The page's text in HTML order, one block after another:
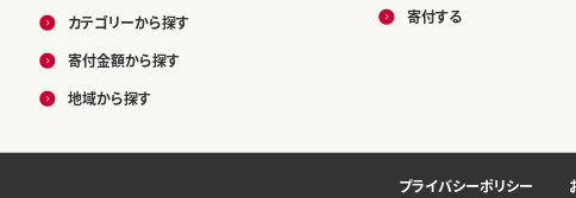
カテゴリーから探す
寄付金額から探す
地域から探す
寄付する
プライバシーポリシー